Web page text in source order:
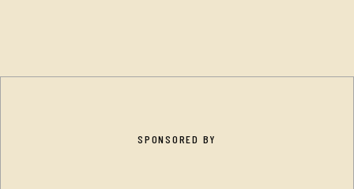
SPONSORED BY